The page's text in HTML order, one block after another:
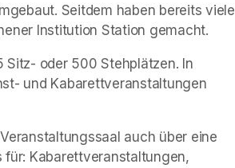
Seitdem haben bereits viele
Institution Station gemacht.
Sitz- oder 500 Stehplätzen. In
und Kabarettveranstaltungen
auch über eine
für: Kabarettveranstaltungen,